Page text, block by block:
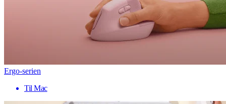
Ergo-serien
Til Mac